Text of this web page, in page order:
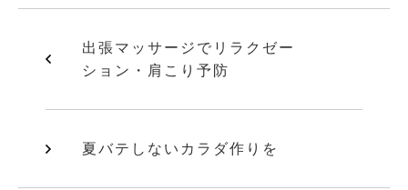
出張マッサージでリラクゼー
ション・肩こり予防
夏バテしないカラダ作りを